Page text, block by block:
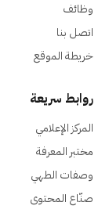
وظائف
اتصل بنا
خريطة الموقع
روابط سريعة
المركز الإعلامي
مختبر المعرفة
وصفات الطهي
صنّاع المحتوى